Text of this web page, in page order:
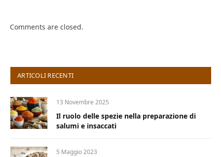
Comments are closed.
ARTICOLI RECENTI
13 Novembre 2025
Il ruolo delle spezie nella preparazione di
salumi e insaccati
5 Maggio 2023